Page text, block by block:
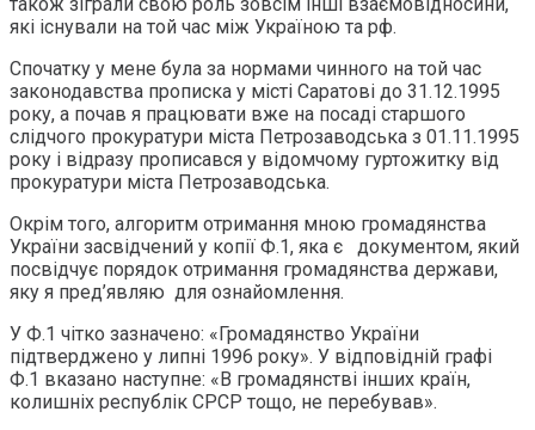
які існували на той час між Україною та рф.
Спочатку у мене була за нормами чинного на той час
законодавства прописка у місті Саратові до 31.12.1995
року, а почав я працювати вже на посаді старшого
слідчого прокуратури міста Петрозаводська з 01.11.1995
року і відразу прописався у відомчому гуртожитку від
прокуратури міста Петрозаводська.
Окрім того, алгоритм отримання мною громадянства
України засвідчений у копії Ф.1, яка є документом, який
посвідчує порядок отримання громадянства держави,
яку я пред’являю для ознайомлення.
У Ф.1 чітко зазначено: «Громадянство України
підтверджено у липні 1996 року». У відповідній графі
Ф.1 вказано наступне: «В громадянстві інших країн,
колишніх республік СРСР тощо, не перебував».